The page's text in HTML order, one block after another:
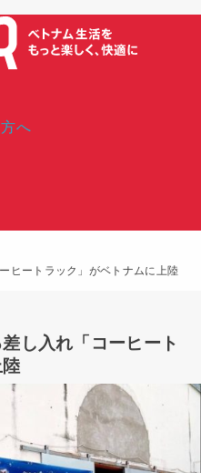
へ
ヒートラック」がベトナムに上陸
し入れ「コーヒート